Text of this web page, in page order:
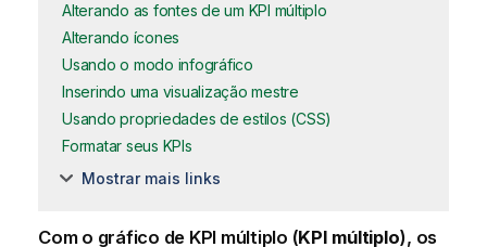
Alterando as fontes de um KPI múltiplo
Alterando ícones
Usando o modo infográfico
Inserindo uma visualização mestre
Usando propriedades de estilos (CSS)
Formatar seus KPIs
Mostrar mais links
Com o gráfico de KPI múltiplo (KPI múltiplo), os